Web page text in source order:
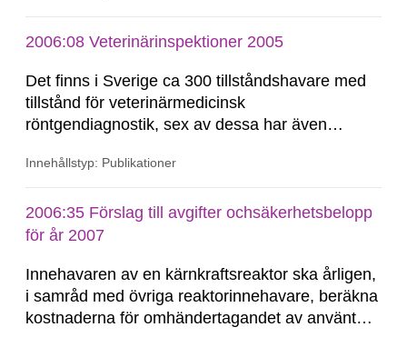
2006:08 Veterinärinspektioner 2005
Det finns i Sverige ca 300 tillståndshavare med
tillstånd för veterinärmedicinsk
röntgendiagnostik, sex av dessa har även
strålbehandling med röntgenstrålning för djur
Storleken på klinikerna varierar från den lilla
kliniken...
Innehållstyp: Publikationer
2006:35 Förslag till avgifter ochsäkerhetsbelopp
för år 2007
Innehavaren av en kärnkraftsreaktor ska årligen,
i samråd med övriga reaktorinnehavare, beräkna
kostnaderna för omhändertagandet av använt